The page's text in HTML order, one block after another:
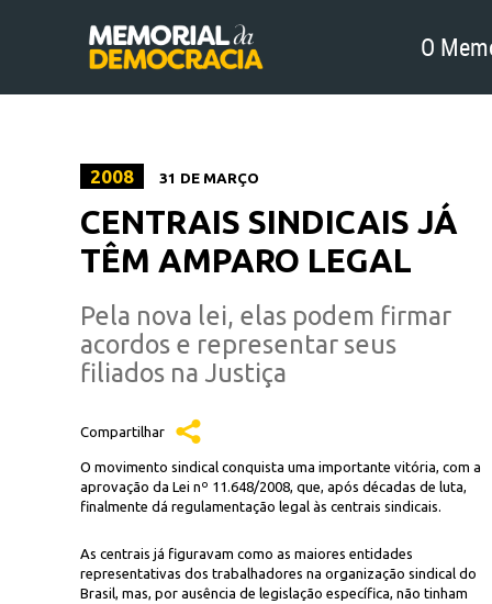
O
2008 31 DE MARÇO
CENTRAIS SINDICAIS JÁ
TÊM AMPARO LEGAL
Pela nova lei, elas podem firmar
acordos e representar seus
filiados na Justiça
Compartilhar
O movimento sindical conquista uma importante vitória, com a
aprovação da Lei nº 11.648/2008, que, após décadas de luta,
finalmente dá regulamentação legal às centrais sindicais.
As centrais já figuravam como as maiores entidades
representativas dos trabalhadores na organização sindical do
Brasil, mas, por ausência de legislação específica, não tinham